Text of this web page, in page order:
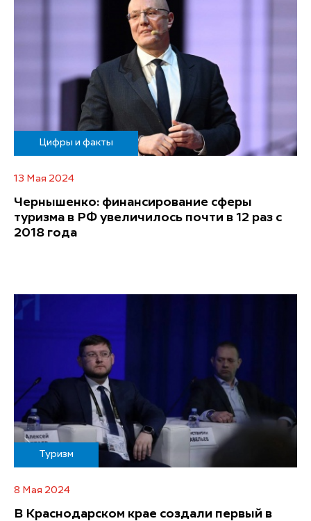
Цифры и факты
13 Мая 2024
Чернышенко: финансирование сферы
туризма в РФ увеличилось почти в 12 раз с
2018 года
Туризм
8 Мая 2024
В Краснодарском крае создали первый в